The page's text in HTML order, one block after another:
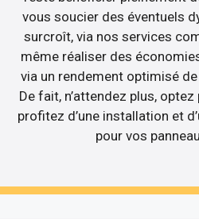
vous soucier des éventuels
surcroît, via nos services
même réaliser des
via un rendement optimisé
De fait, n’attendez plus,
profitez d’une installation et
pour vos